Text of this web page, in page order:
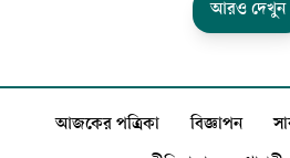
আরও দেখুন
আজকের পত্রিকা বিজ্ঞাপন